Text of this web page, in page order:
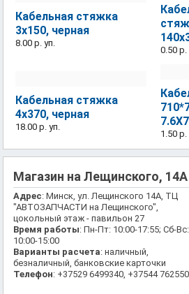
Кабельная стяжка
3x150, черная
8.00 р. уп.
0.50 р.
Кабельная стяжка
4x370, черная
18.00 р. уп.
1.50 р.
Магазин на Лещинского, 14А
Адрес: Минск, ул. Лещинского 14А, ТЦ
"АВТОЗАПЧАСТИ на Лещинского",
цокольный этаж - павильон 27
Время работы: Пн-Пт: 10:00-17:55; Сб-Вс:
10:00-15:00
Варианты расчета: наличный,
безналичный, банковские карточки
Телефон: +37529 6499340, +37544